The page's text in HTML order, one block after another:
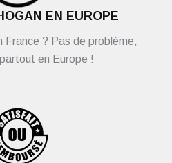
EN EUROPE
France ? Pas de problème,
en Europe !